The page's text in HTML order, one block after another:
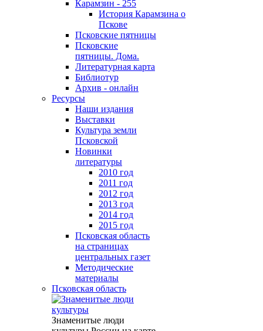
Карамзин - 255
История Карамзина о
Пскове
Псковские пятницы
Псковские
пятницы. Дома.
Литературная карта
Библиотур
Архив - онлайн
Ресурсы
Наши издания
Выставки
Культура земли
Псковской
Новинки
литературы
2010 год
2011 год
2012 год
2013 год
2014 год
2015 год
Псковская область
на страницах
центральных газет
Методические
материалы
Псковская область
Знаменитые люди